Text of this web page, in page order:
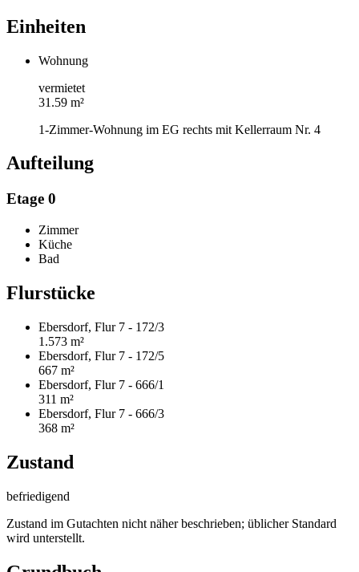
Einheiten
Wohnung
vermietet
31.59 m²
1-Zimmer-Wohnung im EG rechts mit Kellerraum Nr. 4
Aufteilung
Etage 0
Zimmer
Küche
Bad
Flurstücke
Ebersdorf, Flur 7 - 172/3
1.573 m²
Ebersdorf, Flur 7 - 172/5
667 m²
Ebersdorf, Flur 7 - 666/1
311 m²
Ebersdorf, Flur 7 - 666/3
368 m²
Zustand
befriedigend
Zustand im Gutachten nicht näher beschrieben; üblicher Standard
wird unterstellt.